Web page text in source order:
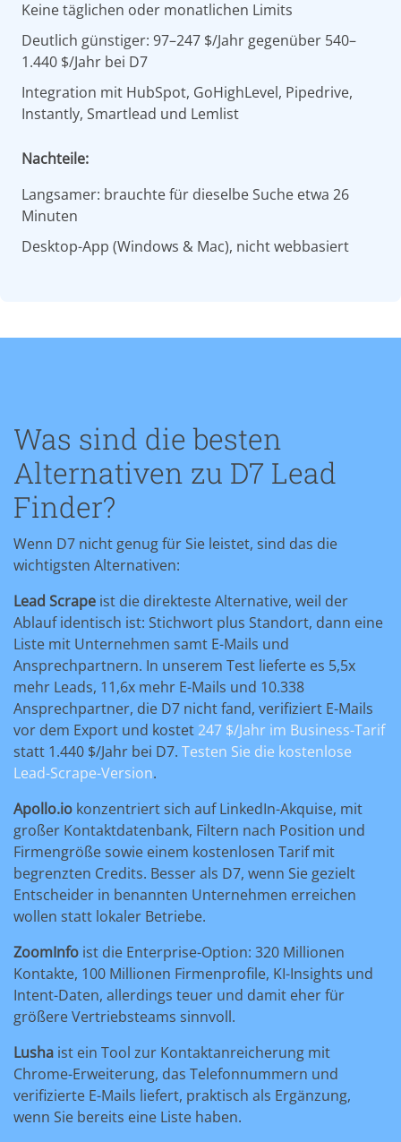
Keine täglichen oder monatlichen Limits
Deutlich günstiger: 97–247 $/Jahr gegenüber 540–
1.440 $/Jahr bei D7
Integration mit HubSpot, GoHighLevel, Pipedrive,
Instantly, Smartlead und Lemlist
Nachteile:
Langsamer: brauchte für dieselbe Suche etwa 26
Minuten
Desktop-App (Windows & Mac), nicht webbasiert
Was sind die besten
Alternativen zu D7 Lead
Finder?
Wenn D7 nicht genug für Sie leistet, sind das die
wichtigsten Alternativen:
Lead Scrape ist die direkteste Alternative, weil der
Ablauf identisch ist: Stichwort plus Standort, dann eine
Liste mit Unternehmen samt E-Mails und
Ansprechpartnern. In unserem Test lieferte es 5,5x
mehr Leads, 11,6x mehr E-Mails und 10.338
Ansprechpartner, die D7 nicht fand, verifiziert E-Mails
vor dem Export und kostet247 $/Jahr im Business-Tarif
statt 1.440 $/Jahr bei D7. Testen Sie die kostenlose
Lead-Scrape-Version.
Apollo.io konzentriert sich auf LinkedIn-Akquise, mit
großer Kontaktdatenbank, Filtern nach Position und
Firmengröße sowie einem kostenlosen Tarif mit
begrenzten Credits. Besser als D7, wenn Sie gezielt
Entscheider in benannten Unternehmen erreichen
wollen statt lokaler Betriebe.
ZoomInfo ist die Enterprise-Option: 320 Millionen
Kontakte, 100 Millionen Firmenprofile, KI-Insights und
Intent-Daten, allerdings teuer und damit eher für
größere Vertriebsteams sinnvoll.
Lusha ist ein Tool zur Kontaktanreicherung mit
Chrome-Erweiterung, das Telefonnummern und
verifizierte E-Mails liefert, praktisch als Ergänzung,
wenn Sie bereits eine Liste haben.